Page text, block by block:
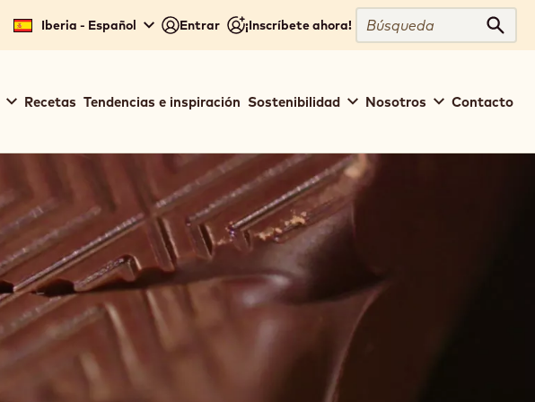
Iberia - Español Entrar ¡Inscríbete ahora!
Búsqueda
Recetas Tendencias e inspiración Sostenibilidad Nosotros Contacto